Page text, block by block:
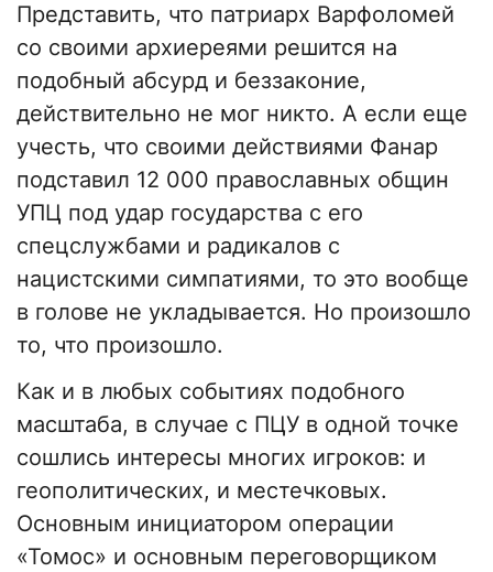
Представить, что патриарх Варфоломей
со своими архиереями решится на
подобный абсурд и беззаконие,
действительно не мог никто. А если еще
учесть, что своими действиями Фанар
подставил 12 000 православных общин
УПЦ под удар государства с его
спецслужбами и радикалов с
нацистскими симпатиями, то это вообще
в голове не укладывается. Но произошло
то, что произошло.
Как и в любых событиях подобного
масштаба, в случае с ПЦУ в одной точке
сошлись интересы многих игроков: и
геополитических, и местечковых.
Основным инициатором операции
«Томос» и основным переговорщиком